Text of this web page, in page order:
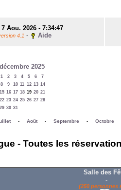
7 Aou. 2026- 7:34:47
4.1 - Aide
décembre 2025
1 2 3 4 5 6 7
8 9 10 11 12 13 14
15 16 17 18 19 20 21
22 23 24 25 26 27 28
29 30 31
- Août- Septembre - Octobre
- Toutes les
Salle des
-
(250 personnes